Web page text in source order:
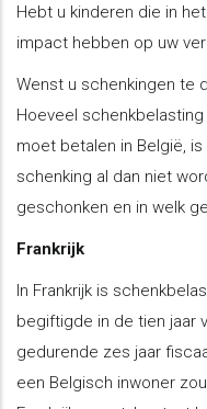
Hebt u kinderen die in
impact hebben op uw
Wenst u schenkingen te
Hoeveel
moet betalen in België,
schenking al dan niet
geschonken en in welk
Frankrijk
In Frankrijk is
begiftigde in de tien jaar
gedurende zes jaar
een Belgisch inwoner